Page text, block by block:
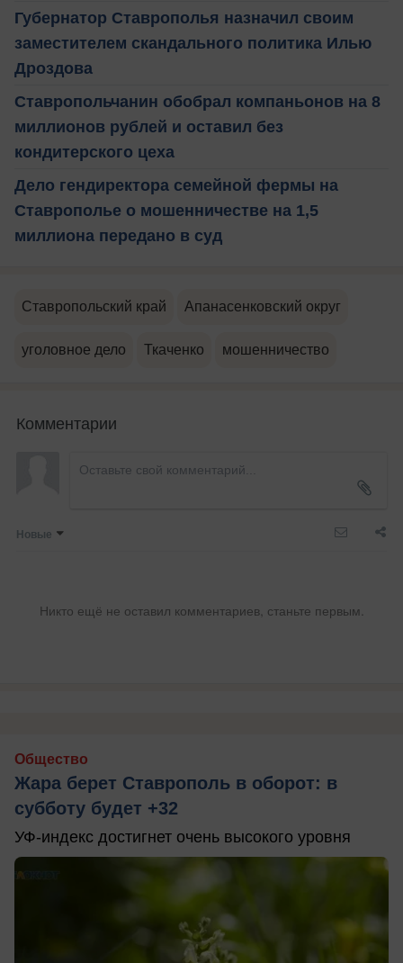
Губернатор Ставрополья назначил своим
заместителем скандального политика Илью
Дроздова
Ставропольчанин обобрал компаньонов на 8
миллионов рублей и оставил без
кондитерского цеха
Дело гендиректора семейной фермы на
Ставрополье о мошенничестве на 1,5
миллиона передано в суд
Ставропольский край Апанасенковский округ
уголовное дело Ткаченко мошенничество
Комментарии
Новые
Никто ещё не оставил комментариев, станьте первым.
Общество
Жара берет Ставрополь в оборот: в
субботу будет +32
УФ-индекс достигнет очень высокого уровня